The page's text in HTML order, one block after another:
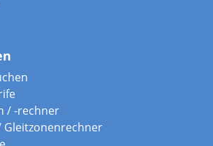
/ -rechner